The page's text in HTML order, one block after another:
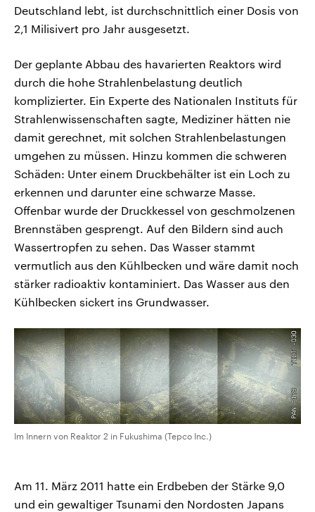
Deutschland lebt, ist durchschnittlich einer Dosis von
2,1 Milisivert pro Jahr ausgesetzt.
Der geplante Abbau des havarierten Reaktors wird
durch die hohe Strahlenbelastung deutlich
komplizierter. Ein Experte des Nationalen Instituts für
Strahlenwissenschaften sagte, Mediziner hätten nie
damit gerechnet, mit solchen Strahlenbelastungen
umgehen zu müssen. Hinzu kommen die schweren
Schäden: Unter einem Druckbehälter ist ein Loch zu
erkennen und darunter eine schwarze Masse.
Offenbar wurde der Druckkessel von geschmolzenen
Brennstäben gesprengt. Auf den Bildern sind auch
Wassertropfen zu sehen. Das Wasser stammt
vermutlich aus den Kühlbecken und wäre damit noch
stärker radioaktiv kontaminiert. Das Wasser aus den
Kühlbecken sickert ins Grundwasser.
Im Innern von Reaktor 2 in Fukushima (Tepco Inc.)
Am 11. März 2011 hatte ein Erdbeben der Stärke 9,0
und ein gewaltiger Tsunami den Nordosten Japans